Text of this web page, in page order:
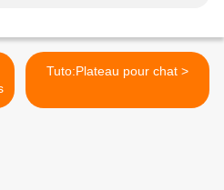
Tuto:Plateau pour chat >